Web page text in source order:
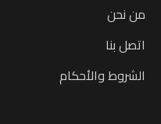
من نحن
اتصل بنا
الشروط والأحكام